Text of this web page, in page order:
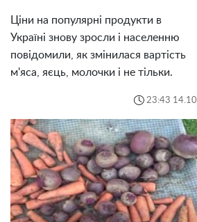
Ціни на популярні продукти в
Україні знову зросли і населенню
повідомили, як змінилася вартість
м'яса, яєць, молочки і не тільки.
23:43 14.10